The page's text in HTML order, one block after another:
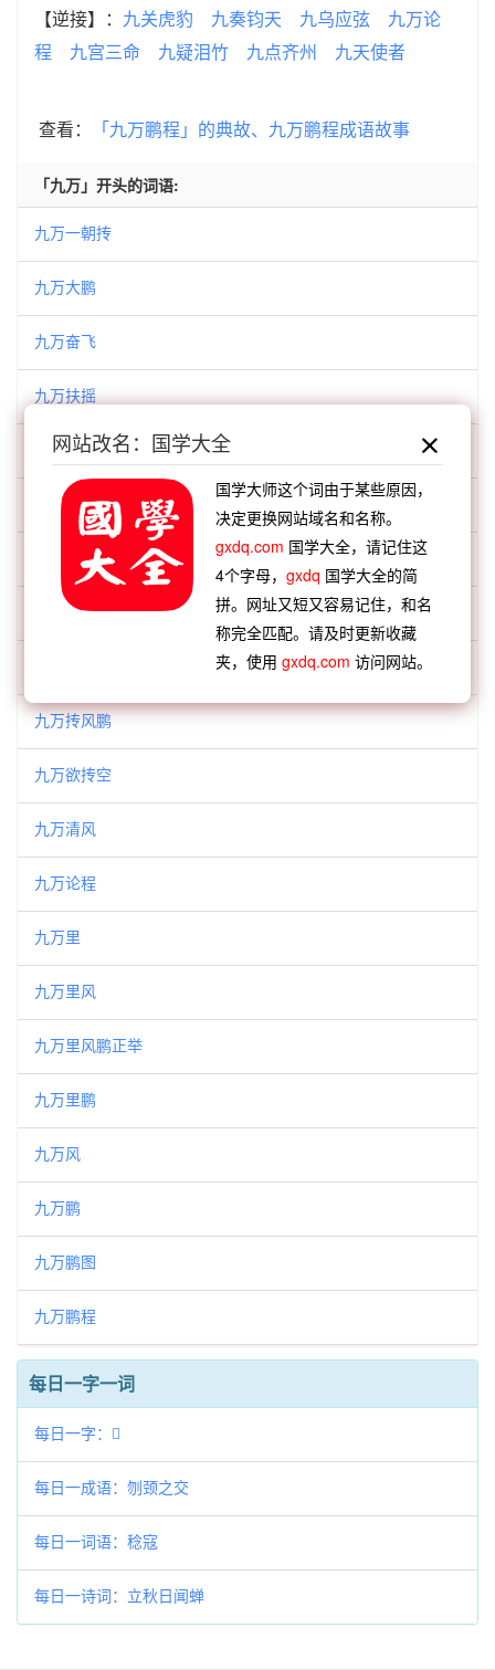
【逆接】： 九关虎豹 九奏钧天 九乌应弦
九万论
程
九宫三命 九疑泪竹 九点齐州 九天使者
查看： 「九万鹏程」的典故、九万鹏程成语故事
「九万」开头的词语:
九万一朝抟
九万大鹏
九万奋飞
九万扶摇
九万抟
九万抟扶
九万抟扶摇
九万抟空
九万抟风鹏
九万欲抟空
九万清风
九万论程
九万里
九万里风
九万里风鹏正举
九万里鹏
九万风
九万鹏
九万鹏图
九万鹏程
每日一字一词
每日一字：𡋪
每日一成语：刎颈之交
每日一词语：稔寇
每日一诗词：立秋日闻蝉
网站改名：国学大全
国学大师这个词由于某些原因，
决定更换网站域名和名称。
gxdq.com 国学大全，请记住这
4个字母，gxdq 国学大全的简
拼。网址又短又容易记住，和名
称完全匹配。请及时更新收藏
夹，使用gxdq.com 访问网站。